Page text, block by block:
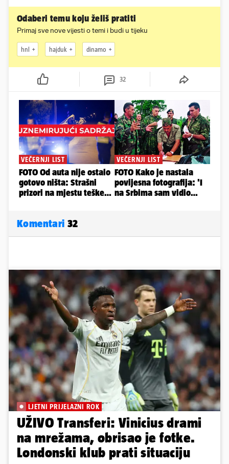
Odaberi temu koju želiš pratiti
Primaj sve nove vijesti o temi i budi u tijeku
hnl hajduk dinamo
32
Komentari 32
LJETNI PRIJELAZNI ROK
UŽIVO Transferi: Vinicius drami
na mrežama, obrisao je fotke.
Londonski klub prati situaciju